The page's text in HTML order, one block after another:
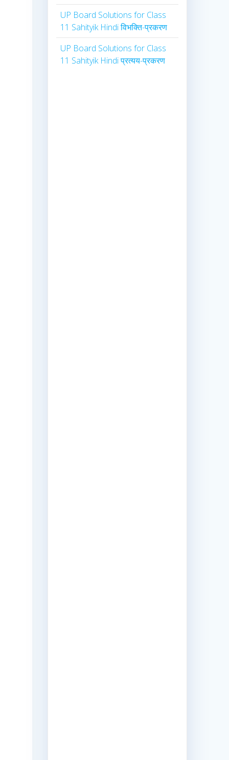
UP Board Solutions for Class
11 Sahityik Hindi विभक्ति-प्रकरण
UP Board Solutions for Class
11 Sahityik Hindi प्रत्यय-प्रकरण